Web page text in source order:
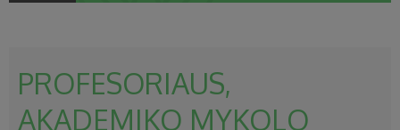
PROFESORIAUS,
AKADEMIKO MYKOLO